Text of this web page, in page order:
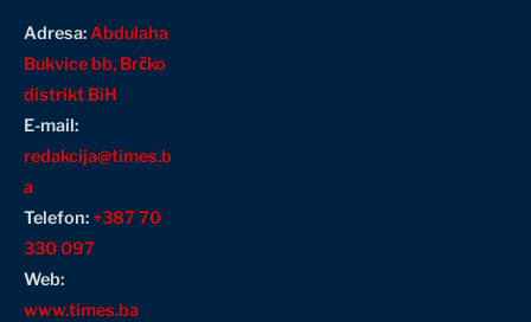
Adresa:Abdulaha
Bukvice bb, Brčko
distrikt BiH
E-mail:
redakcija@times.b
a
Telefon:+387 70
330 097
Web:
www.times.ba